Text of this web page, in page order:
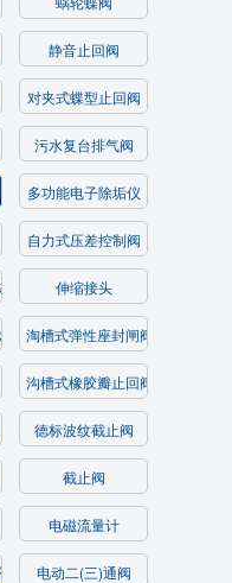
静音止回阀
对夹式蝶型止回阀
污水复台排气阀
多功能电子除垢仪
自力式压差控制阀
伸缩接头
淘槽式弹性座封闸阀
沟槽式橡胶瓣止回阀/过滤器
德标波纹截止阀
截止阀
电磁流量计
电动二(三)通阀